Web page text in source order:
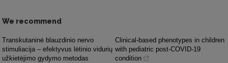
We recommend
Transkutaninė blauzdinio nervo
stimuliacija – efektyvus lėtinio vidurių
užkietėjimo gydymo metodas
Clinical-based phenotypes in children
with pediatric post-COVID-19
condition